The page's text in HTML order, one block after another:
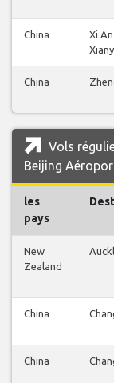
China
Xi An
China
Vols
Beijing
les
pays
New
Zealand
China
China